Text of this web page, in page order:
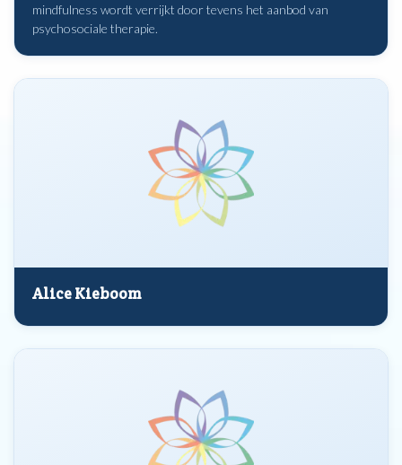
mindfulness wordt verrijkt door tevens het aanbod van
psychosociale therapie.
Alice Kieboom